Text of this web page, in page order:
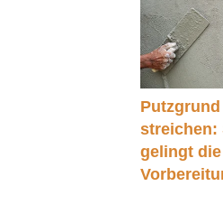
Putzgrund
streichen:
gelingt